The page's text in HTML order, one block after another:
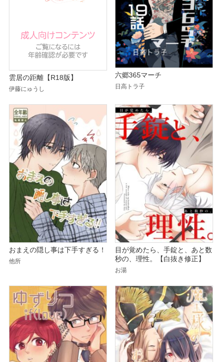
雲居の距離【R18版】
伊藤にゅうし
六郷365マーチ
日高トラ子
おまえの隠し事は下手すぎる！
他所
目が覚めたら、手錠と、あと数
秒の、理性。【白抜き修正】
お湯